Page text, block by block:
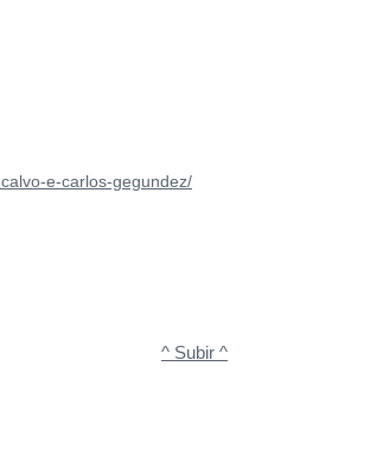
e-carlos-gegundez/
^ Subir ^